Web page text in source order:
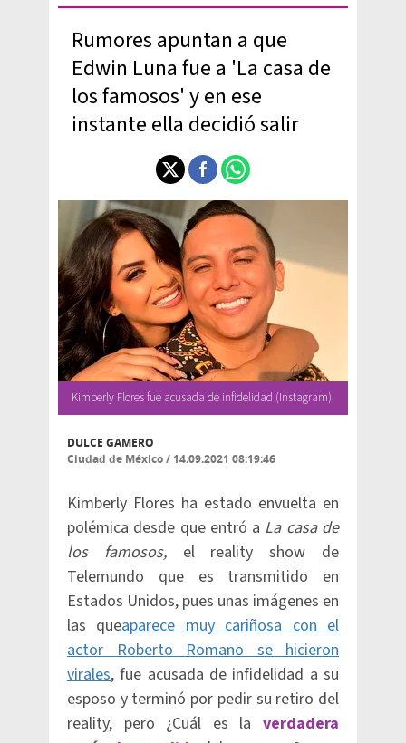
Rumores apuntan a que
Edwin Luna fue a 'La casa de
los famosos' y en ese
instante ella decidió salir
Kimberly Flores fue acusada de infidelidad (Instagram).
DULCE GAMERO
Ciudad de México/ 14.09.2021 08:19:46
Kimberly Flores ha estado envuelta en
polémica desde que entró a La casa de
los famosos,el reality show de
Telemundo que es transmitido en
Estados Unidos, pues unas imágenes en
las queaparece muy cariñosa con el
actor Roberto Romano se hicieron
virales, fue acusada de infidelidad a su
esposo y terminó por pedir su retiro del
reality, pero ¿Cuál es la verdadera